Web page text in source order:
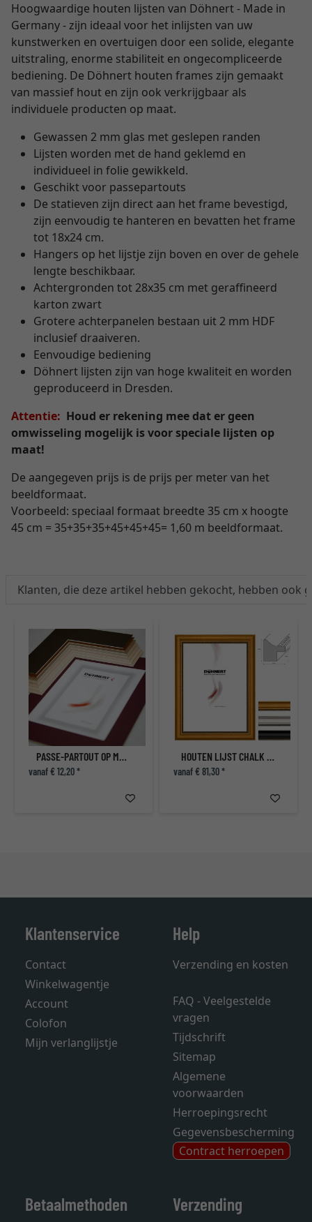
Hoogwaardige houten lijsten van Döhnert - Made in
Germany - zijn ideaal voor het inlijsten van uw
kunstwerken en overtuigen door een solide, elegante
uitstraling, enorme stabiliteit en ongecompliceerde
bediening. De Döhnert houten frames zijn gemaakt
van massief hout en zijn ook verkrijgbaar als
individuele producten op maat.
Gewassen 2 mm glas met geslepen randen
Lijsten worden met de hand geklemd en
individueel in folie gewikkeld.
Geschikt voor passepartouts
De statieven zijn direct aan het frame bevestigd,
zijn eenvoudig te hanteren en bevatten het frame
tot 18x24 cm.
Hangers op het lijstje zijn boven en over de gehele
lengte beschikbaar.
Achtergronden tot 28x35 cm met geraffineerd
karton zwart
Grotere achterpanelen bestaan uit 2 mm HDF
inclusief draaiveren.
Eenvoudige bediening
Döhnert lijsten zijn van hoge kwaliteit en worden
geproduceerd in Dresden.
Attentie: Houd er rekening mee dat er geen
omwisseling mogelijk is voor speciale lijsten op
maat!
De aangegeven prijs is de prijs per meter van het
beeldformaat.
Voorbeeld: speciaal formaat breedte 35 cm x hoogte
45 cm = 35+35+35+45+45+45= 1,60 m beeldformaat.
Klanten, die deze artikel hebben gekocht, hebben ook
PASSE-PARTOUT OP MAAT
vanaf € 12,20 *
HOUTEN LIJST CHALK FARM
vanaf € 81,30 *
Klantenservice
Contact
Winkelwagentje
Account
Colofon
Mijn verlanglijstje
Help
Verzending en kosten
FAQ - Veelgestelde
vragen
Tijdschrift
Sitemap
Algemene
voorwaarden
Herroepingsrecht
Gegevensbescherming
Contract herroepen
Betaalmethoden Verzending